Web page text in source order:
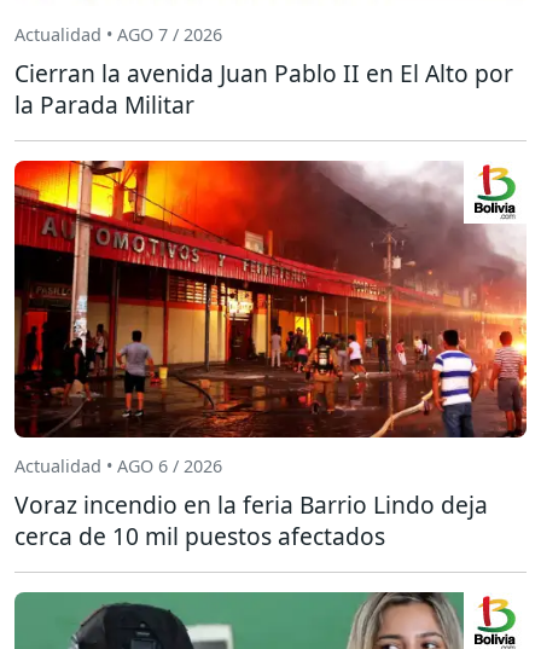
Actualidad • AGO 7 / 2026
Cierran la avenida Juan Pablo II en El Alto por
la Parada Militar
Actualidad • AGO 6 / 2026
Voraz incendio en la feria Barrio Lindo deja
cerca de 10 mil puestos afectados